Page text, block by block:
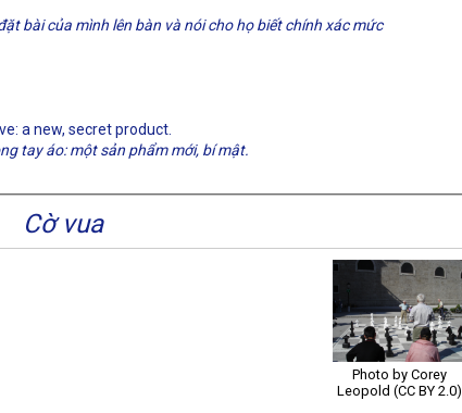
bài của mình lên bàn và nói cho họ biết chính xác mức
a new, secret product.
tay áo: một sản phẩm mới, bí mật.
Cờ vua
Photo by Corey
Leopold (CC BY 2.0)